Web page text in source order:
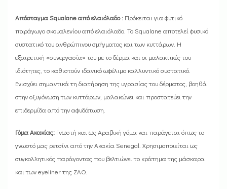
Απόσταγμα Squalane από ελαιόλαδο : Πρόκειται για φυτικό
παράγωγο σκουαλενίου από ελαιόλαδο. Το Squalane αποτελεί φυσικό
συστατικό του ανθρώπινου σμήγματος και των κυττάρων. Η
εξαιρετική «συνεργασία» του με το δέρμα και οι μαλακτικές του
ιδιότητες, το καθιστούν ιδανικό ωφέλιμο καλλυντικό συστατικό.
Ενισχύει σημαντικά τη διατήρηση της υγρασίας του δέρματος, βοηθά
στην οξυγόνωση των κυττάρων, μαλακώνει και προστατεύει την
επιδερμίδα από την αφυδάτωση.
Γόμα Ακακίας: Γνωστή και ως Αραβική γόμα και παράγεται όπως το
γνωστό μας ρετσίνι από την Ακακία Senegal. Χρησιμοποιείται ως
συγκολλητικός παράγοντας που βελτιώνει το κράτημα της μάσκαρα
και των eyeliner της ZAO.